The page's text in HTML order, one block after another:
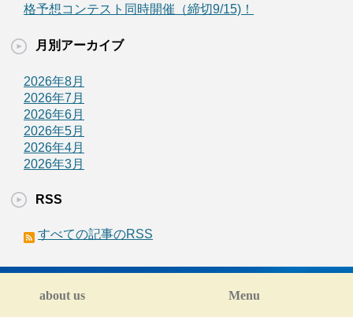
格予想コンテスト同時開催（締切9/15)！
月別アーカイブ
2026年8月
2026年7月
2026年6月
2026年5月
2026年4月
2026年3月
RSS
すべての記事のRSS